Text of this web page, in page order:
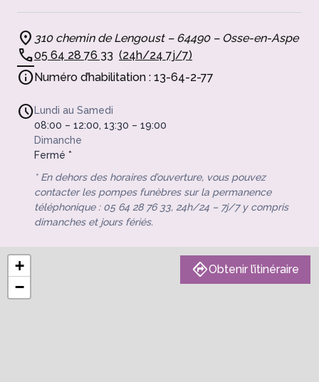
310 chemin de Lengoust – 64490 – Osse-en-Aspe
05 64 28 76 33 (24h/24 7j/7)
Numéro d’habilitation : 13-64-2-77
Lundi au Samedi
08:00 – 12:00, 13:30 – 19:00
Dimanche
Fermé *
* En dehors des horaires d’ouverture, vous pouvez
contacter les pompes funèbres sur la permanence
téléphonique : 05 64 28 76 33, 24h/24 – 7j/7 y compris
dimanches et jours fériés.
+
−
Obtenir l’itinéraire